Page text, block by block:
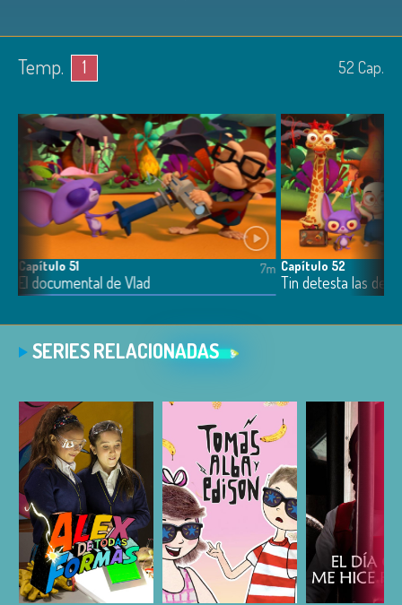
Temp. 1 52 Cap.
Capítulo 51
El documental de Vlad
7m Capítulo 52
Tin detesta las
SERIES RELACIONADAS
ESCUCHAR ESCUCHAR